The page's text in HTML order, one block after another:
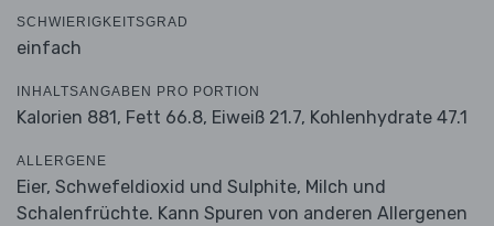
SCHWIERIGKEITSGRAD
einfach
INHALTSANGABEN PRO PORTION
Kalorien 881, Fett 66.8, Eiweiß 21.7, Kohlenhydrate 47.1
ALLERGENE
Eier, Schwefeldioxid und Sulphite, Milch und
Schalenfrüchte. Kann Spuren von anderen Allergenen